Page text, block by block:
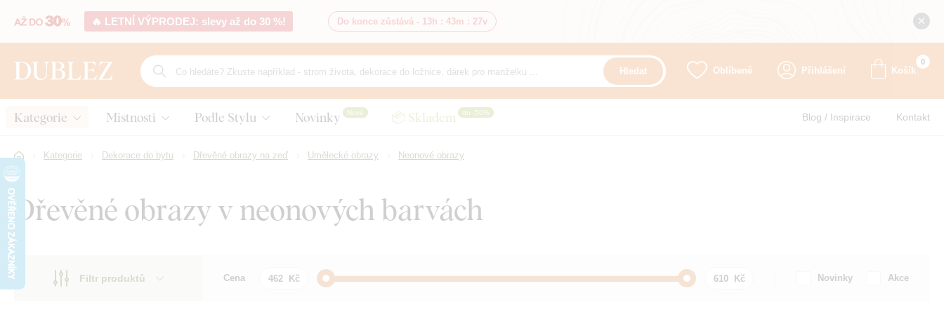
🔥 LETNÍ VÝPRODEJ: slevy až do 30 %! Do konce zůstává - 13h : 43m : 25v
Hledat Oblíbené Přihlášení Košík
0
Kategorie Místnosti Podle Stylu Novinky Nové 📦 Skladem do -50% Blog / Inspirace Kontakt
Kategorie Dekorace do bytu Dřevěné obrazy na zeď Umělecké obrazy Neonové obrazy
Dřevěné obrazy v neonových barvách
Filtr produktů
Motiv Cena Novinky Akce
Motiv